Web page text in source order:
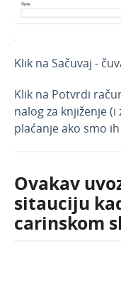
Klik na Sačuvaj -
Klik na Potvrdi
nalog za knjiženje
plaćanje ako smo
Ovakav
sitauciju
carinskom